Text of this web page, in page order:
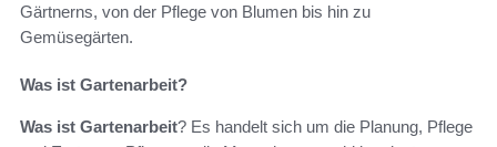
Gärtnerns, von der Pflege von Blumen bis hin zu
Gemüsegärten.
Was ist Gartenarbeit?
Was ist Gartenarbeit? Es handelt sich um die Planung, Pflege